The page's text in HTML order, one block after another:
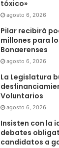
tóxico»
agosto 6, 2026
Pilar recibirá
millones para
Bonaerenses
agosto 6, 2026
La Legislatura
Voluntarios
agosto 6, 2026
Insisten con la
debates
candidatos a